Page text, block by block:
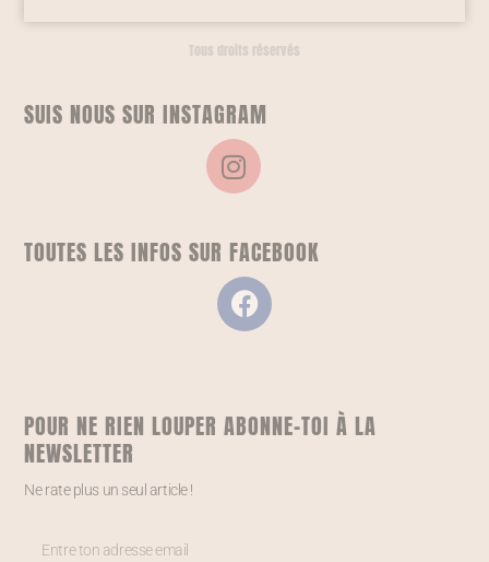
Tous droits réservés
SUIS NOUS SUR INSTAGRAM
TOUTES LES INFOS SUR FACEBOOK
POUR NE RIEN LOUPER ABONNE-TOI À LA
NEWSLETTER
Ne rate plus un seul article !